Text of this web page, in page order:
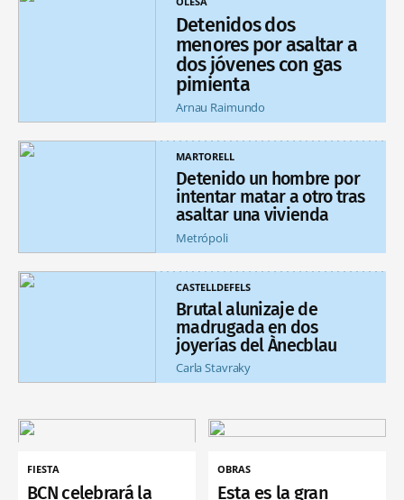
Detenidos dos
menores por asaltar a
dos jóvenes con gas
pimienta
Arnau Raimundo
MARTORELL
Detenido un hombre por
intentar matar a otro tras
asaltar una vivienda
Metrópoli
CASTELLDEFELS
Brutal alunizaje de
madrugada en dos
joyerías del Ànecblau
Carla Stavraky
FIESTA
BCN celebrará la
OBRAS
Esta es la gran